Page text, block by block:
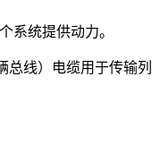
系统提供动力。
线）电缆用于传输